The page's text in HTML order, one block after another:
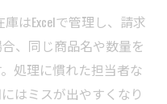
はExcelで管理し、請求
、同じ商品名や数量を
処理に慣れた担当者な
はミスが出やすくなり